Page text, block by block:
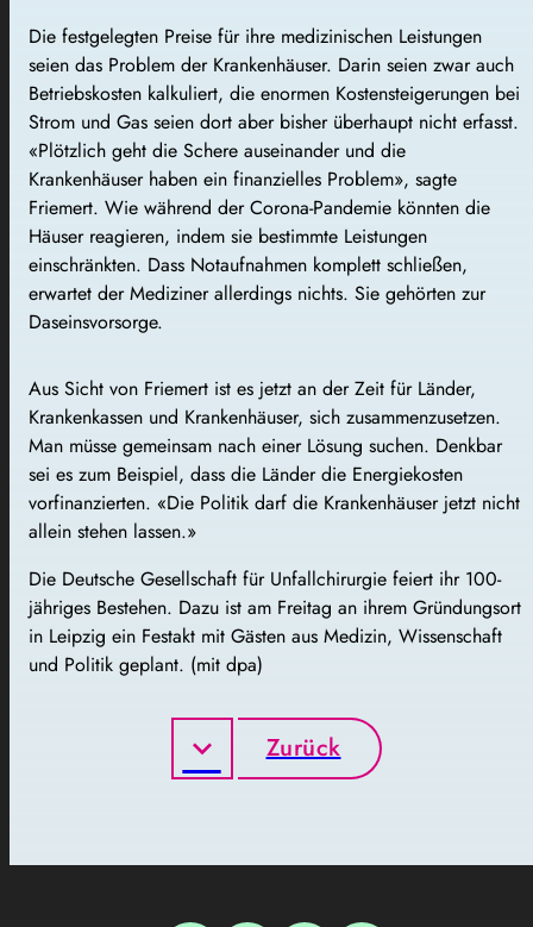
Die festgelegten Preise für ihre medizinischen Leistungen
seien das Problem der Krankenhäuser. Darin seien zwar auch
Betriebskosten kalkuliert, die enormen Kostensteigerungen bei
Strom und Gas seien dort aber bisher überhaupt nicht erfasst.
«Plötzlich geht die Schere auseinander und die
Krankenhäuser haben ein finanzielles Problem», sagte
Friemert. Wie während der Corona-Pandemie könnten die
Häuser reagieren, indem sie bestimmte Leistungen
einschränkten. Dass Notaufnahmen komplett schließen,
erwartet der Mediziner allerdings nichts. Sie gehörten zur
Daseinsvorsorge.
Aus Sicht von Friemert ist es jetzt an der Zeit für Länder,
Krankenkassen und Krankenhäuser, sich zusammenzusetzen.
Man müsse gemeinsam nach einer Lösung suchen. Denkbar
sei es zum Beispiel, dass die Länder die Energiekosten
vorfinanzierten. «Die Politik darf die Krankenhäuser jetzt nicht
allein stehen lassen.»
Die Deutsche Gesellschaft für Unfallchirurgie feiert ihr 100-
jähriges Bestehen. Dazu ist am Freitag an ihrem Gründungsort
in Leipzig ein Festakt mit Gästen aus Medizin, Wissenschaft
und Politik geplant. (mit dpa)
Zurück